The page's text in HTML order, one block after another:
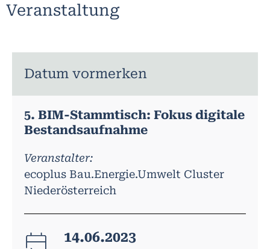
Veranstaltung
Datum vormerken
5. BIM-Stammtisch: Fokus digitale
Bestandsaufnahme
Veranstalter:
ecoplus Bau.Energie.Umwelt Cluster
Niederösterreich
14.06.2023